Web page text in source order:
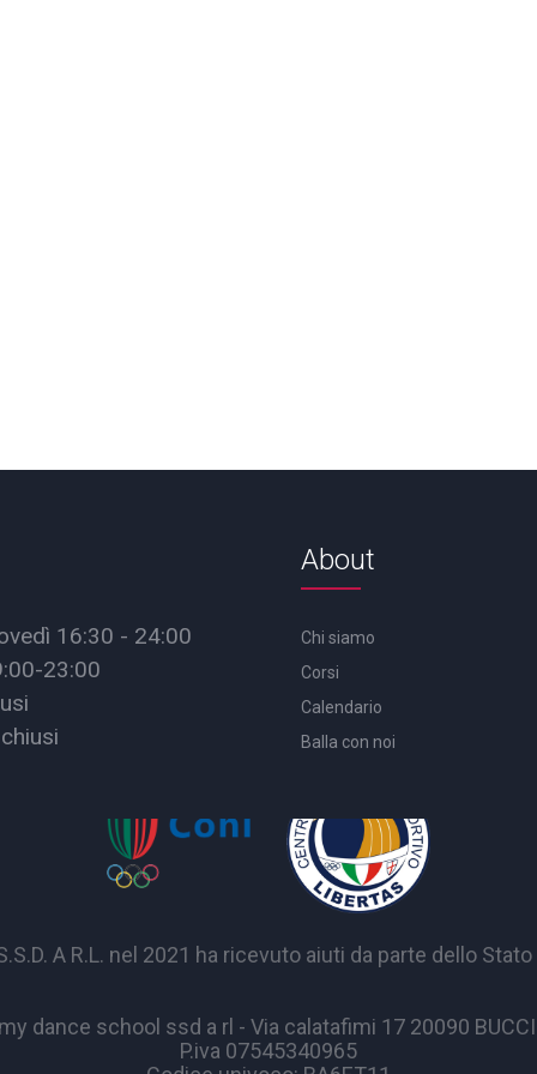
16:30 - 24:00
23:00
About
Chi siamo
Corsi
Calendario
Balla con noi
A R.L. nel 2021 ha ricevuto aiuti da parte dello
dance school ssd a rl - Via calatafimi 17 20090
P.iva 07545340965